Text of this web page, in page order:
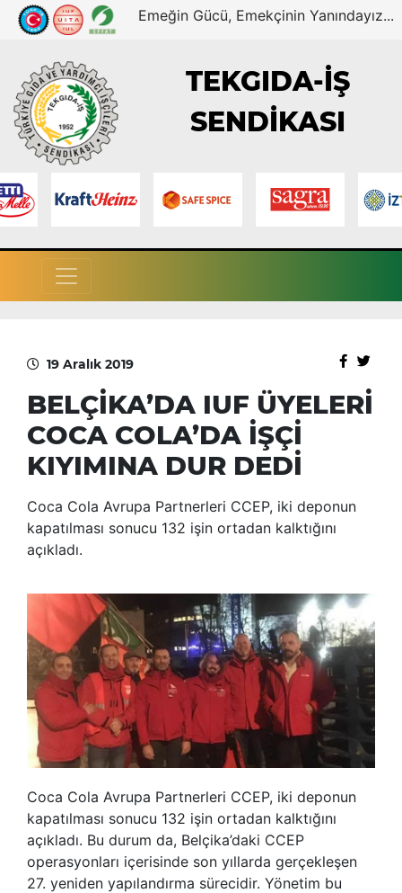
Emeğin Gücü, Emekçinin Yanındayız...
TEKGIDA-İŞ
SENDİKASI
19 Aralık 2019
BELÇİKA’DA IUF ÜYELERİ
COCA COLA’DA İŞÇİ
KIYIMINA DUR DEDİ
Coca Cola Avrupa Partnerleri CCEP, iki deponun
kapatılması sonucu 132 işin ortadan kalktığını
açıkladı.
Coca Cola Avrupa Partnerleri CCEP, iki deponun
kapatılması sonucu 132 işin ortadan kalktığını
açıkladı. Bu durum da, Belçika’daki CCEP
operasyonları içerisinde son yıllarda gerçekleşen
27. yeniden yapılandırma sürecidir. Yönetim bu